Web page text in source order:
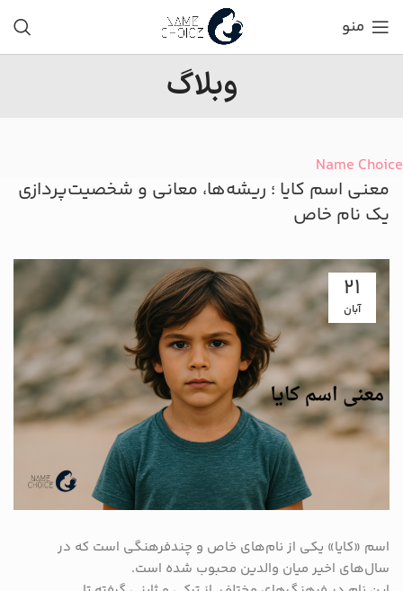
منو
وبلاگ
Name Choice
معنی اسم کایا ؛ ریشه‌ها، معانی و شخصیت‌پردازی
یک نام خاص
21
آبان
اسم «کایا» یکی از نام‌های خاص و چندفرهنگی است که در
سال‌های اخیر میان والدین محبوب شده است.